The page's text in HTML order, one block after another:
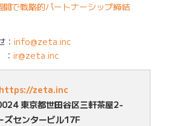
で戦略的パートナーシップ締結
： info@zeta.inc
ir@zeta.inc
https://zeta.inc
東京都世田谷区三軒茶屋2-
センタービル17F